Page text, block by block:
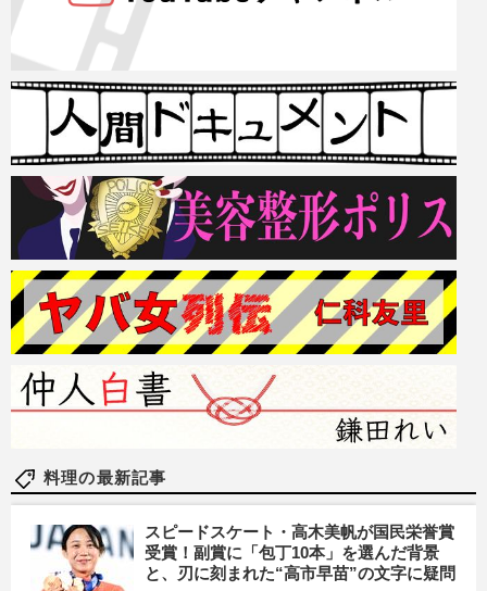
料理の最新記事
スピードスケート・高木美帆が国民栄誉賞
受賞！副賞に「包丁10本」を選んだ背景
と、刃に刻まれた“高市早苗”の文字に疑問